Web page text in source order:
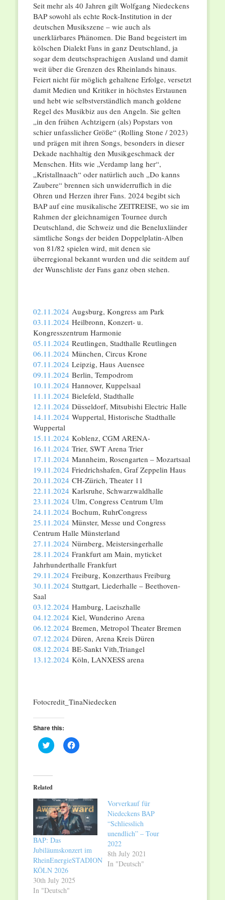
Seit mehr als 40 Jahren gilt Wolfgang Niedeckens
BAP sowohl als echte Rock-Institution in der
deutschen Musikszene – wie auch als
unerklärbares Phänomen. Die Band begeistert im
kölschen Dialekt Fans in ganz Deutschland, ja
sogar dem deutschsprachigen Ausland und damit
weit über die Grenzen des Rheinlands hinaus.
Feiert nicht für möglich gehaltene Erfolge, versetzt
damit Medien und Kritiker in höchstes Erstaunen
und hebt wie selbstverständlich manch goldene
Regel des Musikbiz aus den Angeln. Sie gelten
„in den frühen Achtzigern (als) Popstars von
schier unfasslicher Größe“ (Rolling Stone / 2023)
und prägen mit ihren Songs, besonders in dieser
Dekade nachhaltig den Musikgeschmack der
Menschen. Hits wie „Verdamp lang her“,
„Kristallnaach“ oder natürlich auch „Do kanns
Zaubere“ brennen sich unwiderruflich in die
Ohren und Herzen ihrer Fans. 2024 begibt sich
BAP auf eine musikalische ZEITREISE, wo sie im
Rahmen der gleichnamigen Tournee durch
Deutschland, die Schweiz und die Beneluxländer
sämtliche Songs der beiden Doppelplatin-Alben
von 81/82 spielen wird, mit denen sie
überregional bekannt wurden und die seitdem auf
der Wunschliste der Fans ganz oben stehen.
02.11.2024 Augsburg, Kongress am Park
03.11.2024 Heilbronn, Konzert- u.
Kongresszentrum Harmonie
05.11.2024 Reutlingen, Stadthalle Reutlingen
06.11.2024 München, Circus Krone
07.11.2024 Leipzig, Haus Auensee
09.11.2024 Berlin, Tempodrom
10.11.2024 Hannover, Kuppelsaal
11.11.2024 Bielefeld, Stadthalle
12.11.2024 Düsseldorf, Mitsubishi Electric Halle
14.11.2024 Wuppertal, Historische Stadthalle
Wuppertal
15.11.2024 Koblenz, CGM ARENA-
16.11.2024 Trier, SWT Arena Trier
17.11.2024 Mannheim, Rosengarten – Mozartsaal
19.11.2024 Friedrichshafen, Graf Zeppelin Haus
20.11.2024 CH-Zürich, Theater 11
22.11.2024 Karlsruhe, Schwarzwaldhalle
23.11.2024 Ulm, Congress Centrum Ulm
24.11.2024 Bochum, RuhrCongress
25.11.2024 Münster, Messe und Congress
Centrum Halle Münsterland
27.11.2024 Nürnberg, Meistersingerhalle
28.11.2024 Frankfurt am Main, myticket
Jahrhunderthalle Frankfurt
29.11.2024 Freiburg, Konzerthaus Freiburg
30.11.2024 Stuttgart, Liederhalle – Beethoven-
Saal
03.12.2024 Hamburg, Laeiszhalle
04.12.2024 Kiel, Wunderino Arena
06.12.2024 Bremen, Metropol Theater Bremen
07.12.2024 Düren, Arena Kreis Düren
08.12.2024 BE-Sankt Vith,Triangel
13.12.2024 Köln, LANXESS arena
Fotocredit_TinaNiedecken
Share this:
Click
to
(Opens
in
new
Click
to
Related
BAP: Das
Jubiläumskonzert im
RheinEnergieSTADION
KÖLN 2026
30th July 2025
In "Deutsch"
Vorverkauf für
Niedeckens BAP
“Schliesslich
unendlich” – Tour
2022
8th July 2021
In "Deutsch"